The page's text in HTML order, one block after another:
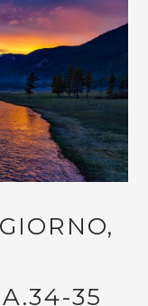
35